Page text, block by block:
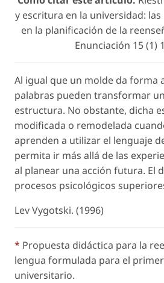
y escritura en la universidad:
en la planificación de la
Enunciación 15 (1)
Al igual que un molde da forma
palabras pueden transformar
estructura. No obstante, dicha
modificada o remodelada
aprenden a utilizar el lenguaje
permita ir más allá de las
al planear una acción futura. El
procesos psicológicos
Lev Vygotski. (1996)
* Propuesta didáctica para la
lengua formulada para el
universitario.